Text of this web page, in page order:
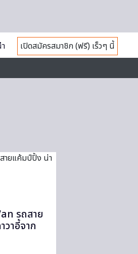
เปิดสมัครสมาชิก (ฟรี) เร็วๆ นี้
รถสาย
วาอี้จาก